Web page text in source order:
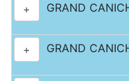
+ GRAND
+ GRAND